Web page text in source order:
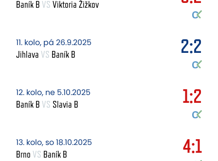
Baník B VS Viktoria Žižkov
11. kolo, pá 26.9.2025
Jihlava VS Baník B 2:2
12. kolo, ne 5.10.2025
Baník B VS Slavia B 1:2
13. kolo, so 18.10.2025
Brno VS Baník B 4:1